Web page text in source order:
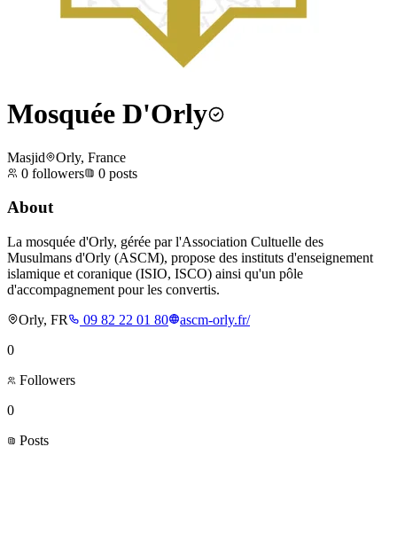
Mosquée D'Orly
Masjid
Orly, France
0 followers 0 posts
About
La mosquée d'Orly, gérée par l'Association Cultuelle des
Musulmans d'Orly (ASCM), propose des instituts d'enseignement
islamique et coranique (ISIO, ISCO) ainsi qu'un pôle
d'accompagnement pour les convertis.
Orly, FR
09 82 22 01 80
ascm-orly.fr/
0
Followers
0
Posts